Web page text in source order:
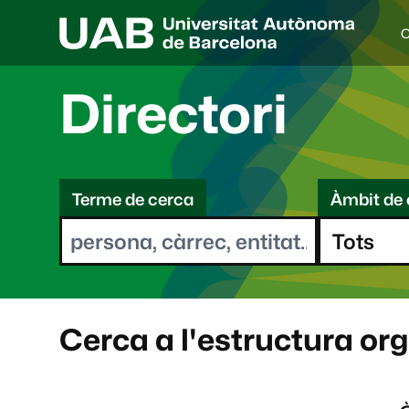
I
d
i
a
e
l
e
o
t
Directori
C
eTerme de cerca Àmbit de
Cerca a l'estructura